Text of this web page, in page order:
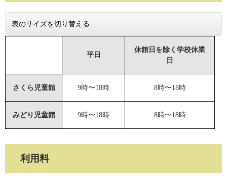
表のサイズを切り替える
平日
休館日を除く学校休業
日
さくら児童館 9時〜18時 8時〜18時
みどり児童館 9時〜18時 8時〜18時
利用料